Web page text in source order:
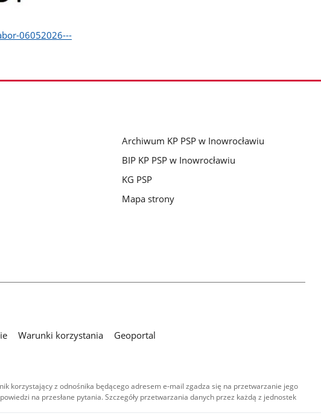
06052026---
Archiwum KP PSP w Inowrocławiu
BIP KP PSP w Inowrocławiu
KG PSP
Mapa strony
Warunki korzystania
Geoportal
korzystający z odnośnika będącego adresem e-mail zgadza się na przetwarzanie jego
na przesłane pytania. Szczegóły przetwarzania danych przez każdą z jednostek